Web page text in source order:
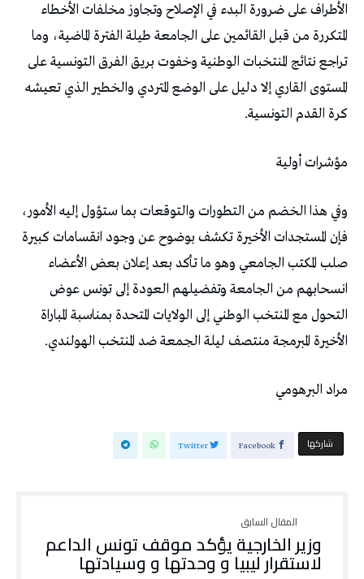
الأطراف على ضرورة البدء في الإصلاح وتجاوز مخلفات الأخطاء
المتكررة من قبل القائمين على الجامعة طيلة الفترة الماضية، وما
تراجع نتائج المنتخبات الوطنية وخفوت بريق الفرق التونسية على
المستوى القاري إلا دليل على الوضع المتردي والخطير الذي تعيشه
كرة القدم التونسية.
مؤشرات أولية
وفي هذا الخضم من التطورات والتوقعات بما ستؤول إليه الأمور،
فإن المستجدات الأخيرة تكشف بوضوح عن وجود انقسامات كبيرة
صلب المكتب الجامعي وهو ما تأكد بعد إعلان بعض الأعضاء
انسحابهم من الجامعة وتفضيلهم العودة إلى تونس عوض
التحول مع المنتخب الوطني إلى الولايات المتحدة بمناسبة المباراة
الأخيرة المبرمجة منتصف ليلة الجمعة ضد المنتخب الهولندي.
مراد البرهومي
‫‫ شاركها‬ Facebook
Twitter
وزير الخارجية يؤكد موقف تونس الداعم
لاستقرار ليبيا و وحدتها و وسيادتها